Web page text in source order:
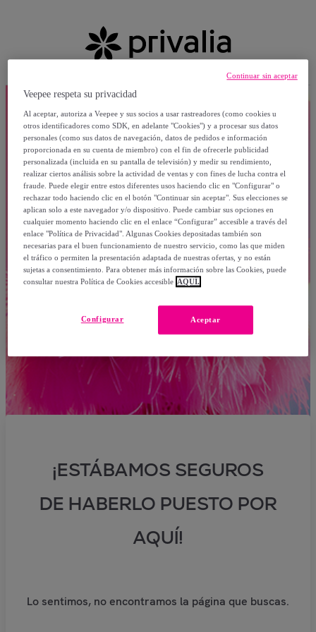
¡ESTÁBAMOS SEGUROS
DE HABERLO PUESTO POR
AQUÍ!
Lo sentimos, no encontramos la página que buscas.
Veepee respeta su privacidad
Al aceptar, autoriza a Veepee y sus socios a usar rastreadores (como cookies u
otros identificadores como SDK, en adelante "Cookies") y a procesar sus datos
personales (como sus datos de navegación, datos de pedidos e información
proporcionada en su cuenta de miembro) con el fin de ofrecerle publicidad
personalizada (incluida en su pantalla de televisión) y medir su rendimiento,
realizar ciertos análisis sobre la actividad de ventas y con fines de lucha contra el
fraude. Puede elegir entre estos diferentes usos haciendo clic en "Configurar" o
rechazar todo haciendo clic en el botón "Continuar sin aceptar". Sus elecciones se
aplican solo a este navegador y/o dispositivo. Puede cambiar sus opciones en
cualquier momento haciendo clic en el enlace “Configurar” accesible a través del
enlace "Política de Privacidad". Algunas Cookies depositadas también son
necesarias para el buen funcionamiento de nuestro servicio, como las que miden
el tráfico o permiten la presentación adaptada de nuestras ofertas, y no están
sujetas a consentimiento. Para obtener más información sobre las Cookies, puede
consultar nuestra Política de Cookies accesible AQUÍ.
Aceptar
Configurar
Continuar sin aceptar